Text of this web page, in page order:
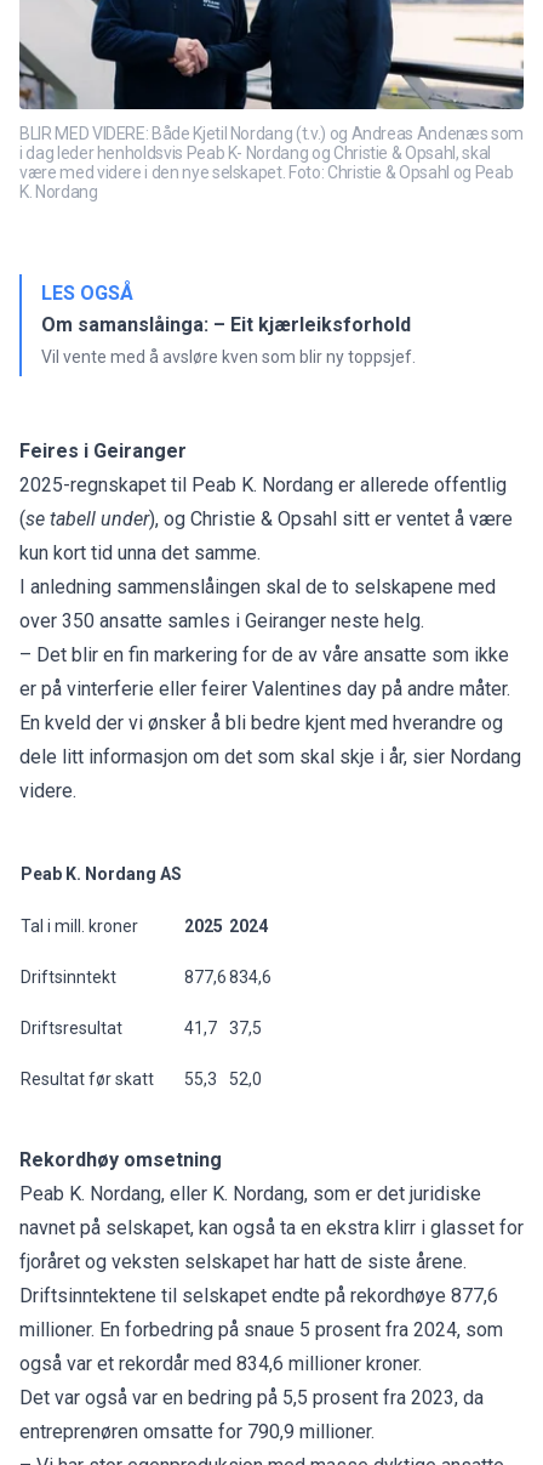
BLIR MED VIDERE: Både Kjetil Nordang (t.v.) og Andreas Andenæs som
i dag leder henholdsvis Peab K- Nordang og Christie & Opsahl, skal
være med videre i den nye selskapet. Foto: Christie & Opsahl og Peab
K. Nordang
LES OGSÅ
Om samanslåinga: – Eit kjærleiksforhold
Vil vente med å avsløre kven som blir ny toppsjef.
Feires i Geiranger
2025-regnskapet til Peab K. Nordang er allerede offentlig
(se tabell under), og Christie & Opsahl sitt er ventet å være
kun kort tid unna det samme.
I anledning sammenslåingen skal de to selskapene med
over 350 ansatte samles i Geiranger neste helg.
– Det blir en fin markering for de av våre ansatte som ikke
er på vinterferie eller feirer Valentines day på andre måter.
En kveld der vi ønsker å bli bedre kjent med hverandre og
dele litt informasjon om det som skal skje i år, sier Nordang
videre.
Peab K. Nordang AS
Tal i mill. kroner 2025 2024
Driftsinntekt 877,6834,6
Driftsresultat 41,7 37,5
Resultat før skatt 55,3 52,0
Rekordhøy omsetning
Peab K. Nordang, eller K. Nordang, som er det juridiske
navnet på selskapet, kan også ta en ekstra klirr i glasset for
fjoråret og veksten selskapet har hatt de siste årene.
Driftsinntektene til selskapet endte på rekordhøye 877,6
millioner. En forbedring på snaue 5 prosent fra 2024, som
også var et rekordår med 834,6 millioner kroner.
Det var også var en bedring på 5,5 prosent fra 2023, da
entreprenøren omsatte for 790,9 millioner.